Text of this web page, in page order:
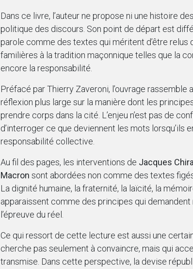
Dans ce livre, l’auteur ne propose ni une histoire
politique des discours. Son point de départ est
parole comme des textes qui méritent d’être relus
familières à la tradition maçonnique telles que la
encore la responsabilité.
Préfacé par Thierry Zaveroni, l’ouvrage
réflexion plus large sur la manière dont les
prendre corps dans la cité. L’enjeu n’est pas de
d’interroger ce que deviennent les mots lorsqu’ils
responsabilité collective.
Au fil des pages, les interventions de Jacques
Macron sont abordées non comme des textes
La dignité humaine, la fraternité, la laïcité, la
apparaissent comme des principes qui
l’épreuve du réel.
Ce qui ressort de cette lecture est aussi une
cherche pas seulement à convaincre, mais qui
transmise. Dans cette perspective, la devise